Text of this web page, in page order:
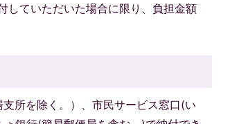
していただいた場合に限り、負担金額
所を除く。）、市民サービス窓口(い